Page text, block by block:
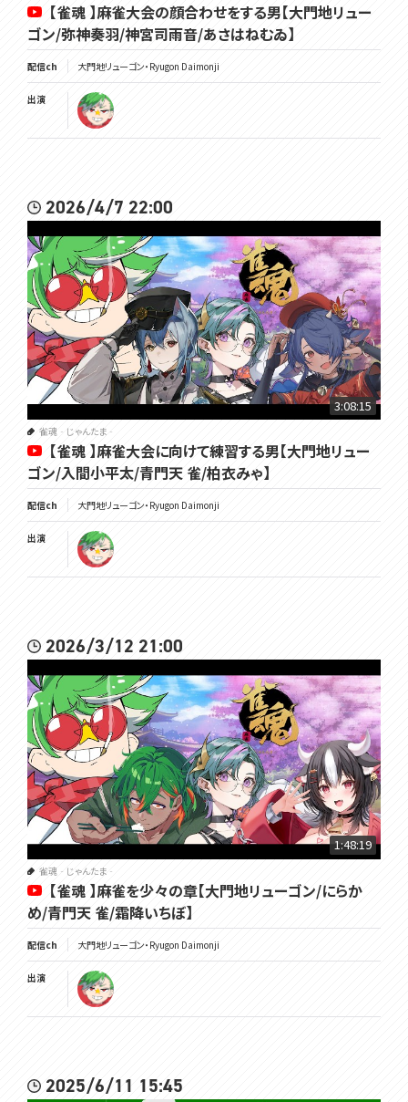
【雀魂 】麻雀大会の顔合わせをする男【大門地リュー
ゴン/弥神奏羽/神宮司雨音/あさはねむゐ】
配信ch 大門地リューゴン・Ryugon Daimonji
出演
2026/4/7 22:00
3:08:15
雀魂‐じゃんたま‐
【雀魂 】麻雀大会に向けて練習する男【大門地リュー
ゴン/入間小平太/青門天 雀/柏衣みゃ】
配信ch 大門地リューゴン・Ryugon Daimonji
出演
2026/3/12 21:00
1:48:19
雀魂‐じゃんたま‐
【雀魂 】麻雀を少々の章【大門地リューゴン/にらか
め/青門天 雀/霜降いちぼ】
配信ch 大門地リューゴン・Ryugon Daimonji
出演
2025/6/11 15:45